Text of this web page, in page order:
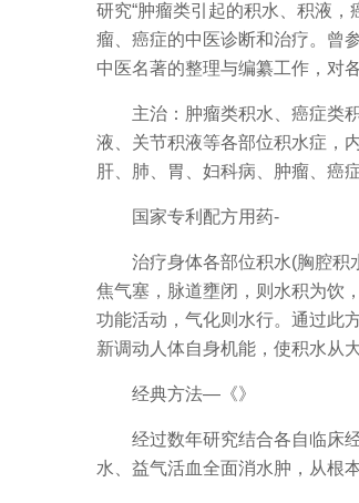
研究“肿瘤类引起的积水、积液
瘤、癌症的中医诊断和治疗。曾
中医名著的整理与编纂工作，对
主治：肿瘤类积水、癌症类积
液、关节积液等各部位积水症，
肝、肺、胃、妇科病、肿瘤、癌
国家专利配方用药-
治疗身体各部位积水(胸腔积水
焦气塞，脉道壅闭，则水积为饮
功能活动，气化则水行。通过此
新调动人体自身机能，使积水从
经典方法—《》
经过数年研究结合各自临床经
水、益气活血全面消水肿，从根